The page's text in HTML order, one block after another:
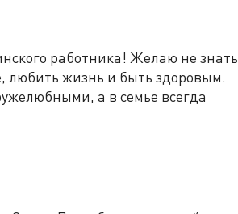
работника! Желаю не знать
любить жизнь и быть здоровым.
а в семье всегда